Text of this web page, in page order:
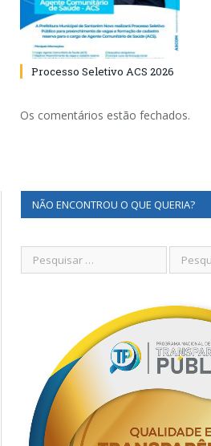
Processo Seletivo ACS 2026
Os comentários estão fechados.
NÃO ENCONTROU O QUE QUERIA?